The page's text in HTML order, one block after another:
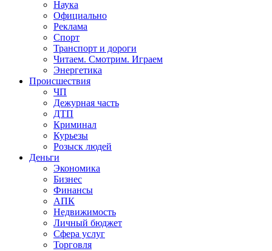
Наука
Официально
Реклама
Спорт
Транспорт и дороги
Читаем. Смотрим. Играем
Энергетика
Происшествия
ЧП
Дежурная часть
ДТП
Криминал
Курьезы
Розыск людей
Деньги
Экономика
Бизнес
Финансы
АПК
Недвижимость
Личный бюджет
Сфера услуг
Торговля